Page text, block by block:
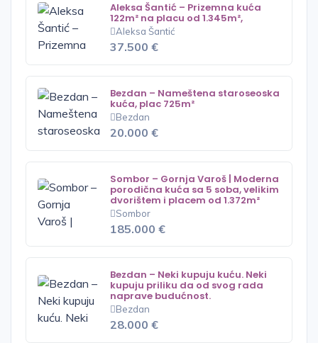
Aleksa Šantić – Prizemna kuća
122m² na placu od 1.345m²,
Aleksa Šantić
37.500 €
Bezdan – Nameštena staroseoska
kuća, plac 725m²
Bezdan
20.000 €
Sombor – Gornja Varoš | Moderna
porodična kuća sa 5 soba, velikim
dvorištem i placem od 1.372m²
Sombor
185.000 €
Bezdan – Neki kupuju kuću. Neki
kupuju priliku da od svog rada
naprave budućnost.
Bezdan
28.000 €